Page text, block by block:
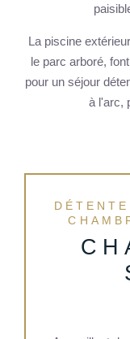
La piscine
le parc arboré,
pour un séjour
à l'arc,